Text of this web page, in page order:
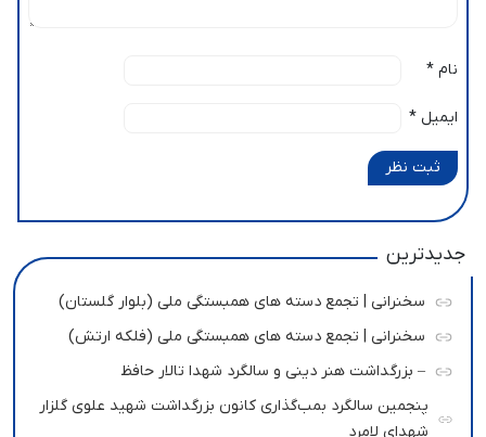
نام *
ایمیل *
ثبت نظر
جدیدترین
سخنرانی | تجمع دسته های همبستگی ملی (بلوار گلستان)
سخنرانی | تجمع دسته های همبستگی ملی (فلکه ارتش)
– بزرگداشت هنر دینی و سالگرد شهدا تالار حافظ
پنجمین سالگرد بمب‌گذاری کانون بزرگداشت شهید علوی گلزار
شهدای لامرد